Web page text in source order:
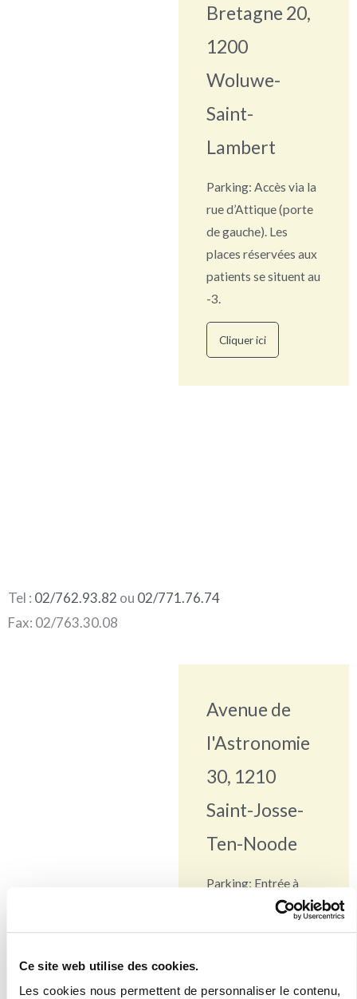
Ce site web utilise des cookies.
Les cookies nous permettent de personnaliser le contenu,
Bretagne 20,
1200
Woluwe-
Saint-
Lambert
Parking: Accès via la
rue d’Attique (porte
de gauche). Les
places réservées aux
patients se situent au
-3.
Cliquer ici
Tel : 02/762.93.82 ou 02/771.76.74
Fax: 02/763.30.08
Avenue de
l'Astronomie
30, 1210
Saint-Josse-
Ten-Noode
Parking: Entrée à
droite de l’entrée
-2.